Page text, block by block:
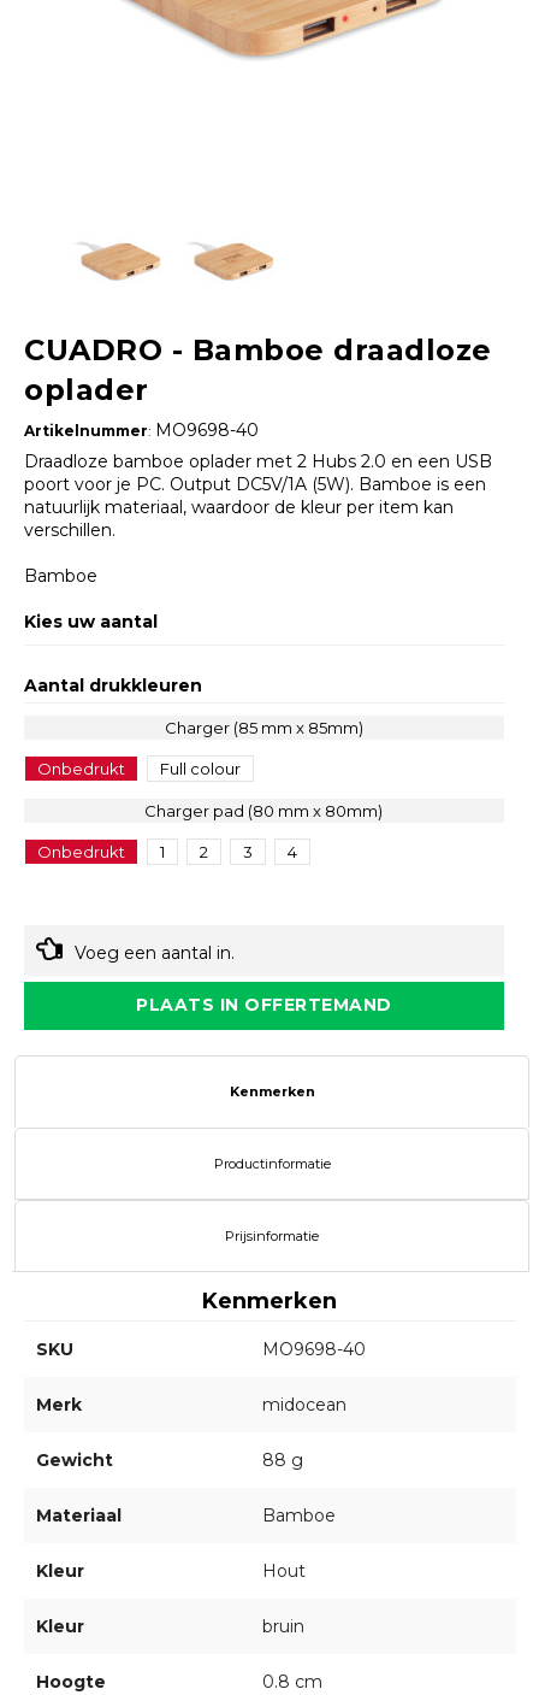
CUADRO - Bamboe draadloze
oplader
Artikelnummer: MO9698-40
Draadloze bamboe oplader met 2 Hubs 2.0 en een USB
poort voor je PC. Output DC5V/1A (5W). Bamboe is een
natuurlijk materiaal, waardoor de kleur per item kan
verschillen.
Bamboe
Kies uw aantal
Aantal drukkleuren
Charger (85 mm x 85mm)
Onbedrukt Full colour
Charger pad (80 mm x 80mm)
Onbedrukt 1 2 3 4
Voeg een aantal in.
PLAATS IN OFFERTEMAND
Kenmerken
Productinformatie
Prijsinformatie
Kenmerken
SKU MO9698-40
Merk midocean
Gewicht 88 g
Materiaal Bamboe
Kleur Hout
Kleur bruin
Hoogte 0.8 cm